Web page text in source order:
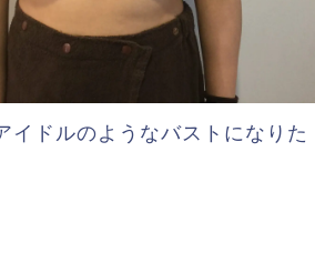
イドルのようなバストになりた